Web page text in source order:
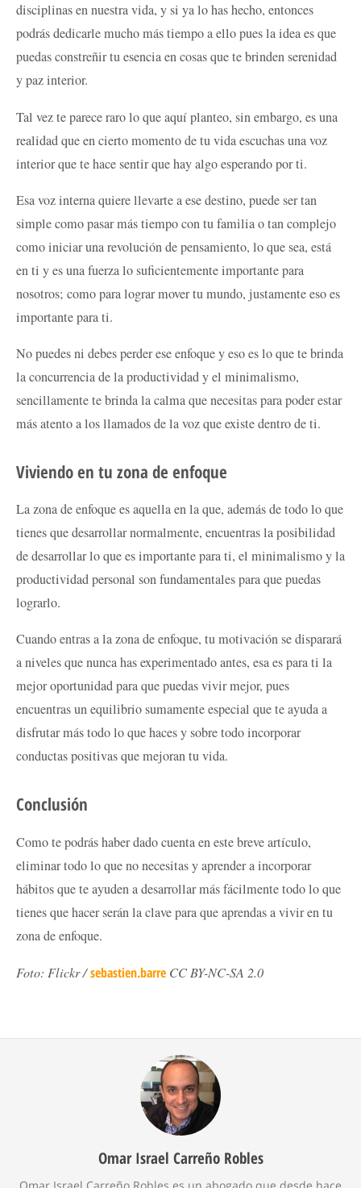
disciplinas en nuestra vida, y si ya lo has hecho, entonces
podrás dedicarle mucho más tiempo a ello pues la idea es que
puedas constreñir tu esencia en cosas que te brinden serenidad
y paz interior.
Tal vez te parece raro lo que aquí planteo, sin embargo, es una
realidad que en cierto momento de tu vida escuchas una voz
interior que te hace sentir que hay algo esperando por ti.
Esa voz interna quiere llevarte a ese destino, puede ser tan
simple como pasar más tiempo con tu familia o tan complejo
como iniciar una revolución de pensamiento, lo que sea, está
en ti y es una fuerza lo suficientemente importante para
nosotros; como para lograr mover tu mundo, justamente eso es
importante para ti.
No puedes ni debes perder ese enfoque y eso es lo que te brinda
la concurrencia de la productividad y el minimalismo,
sencillamente te brinda la calma que necesitas para poder estar
más atento a los llamados de la voz que existe dentro de ti.
Viviendo en tu zona de enfoque
La zona de enfoque es aquella en la que, además de todo lo que
tienes que desarrollar normalmente, encuentras la posibilidad
de desarrollar lo que es importante para ti, el minimalismo y la
productividad personal son fundamentales para que puedas
lograrlo.
Cuando entras a la zona de enfoque, tu motivación se disparará
a niveles que nunca has experimentado antes, esa es para ti la
mejor oportunidad para que puedas vivir mejor, pues
encuentras un equilibrio sumamente especial que te ayuda a
disfrutar más todo lo que haces y sobre todo incorporar
conductas positivas que mejoran tu vida.
Conclusión
Como te podrás haber dado cuenta en este breve artículo,
eliminar todo lo que no necesitas y aprender a incorporar
hábitos que te ayuden a desarrollar más fácilmente todo lo que
tienes que hacer serán la clave para que aprendas a vivir en tu
zona de enfoque.
Foto: Flickr /sebastien.barre CC BY-NC-SA 2.0
Omar Israel Carreño Robles